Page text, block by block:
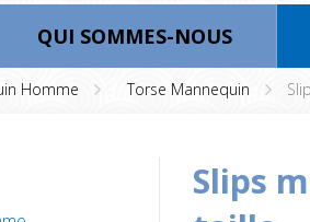
QUI SOMMES-NOUS
Homme Torse Mannequin
slips masculins display mannequin grande